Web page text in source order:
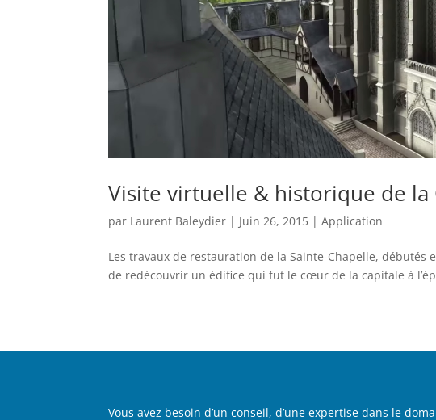
Visite virtuelle & historique de la
par Laurent Baleydier | Juin 26, 2015 |Application
Les travaux de restauration de la Sainte-Chapelle, débutés
de redécouvrir un édifice qui fut le cœur de la capitale à
Vous avez besoin d’un conseil, d’une expertise dans le